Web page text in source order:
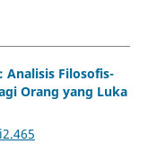
Analisis Filosofis-
Orang yang Luka